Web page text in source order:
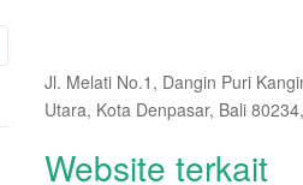
Jl. Melati No.1, Dangin Puri
Utara, Kota Denpasar, Bali
Website terkait